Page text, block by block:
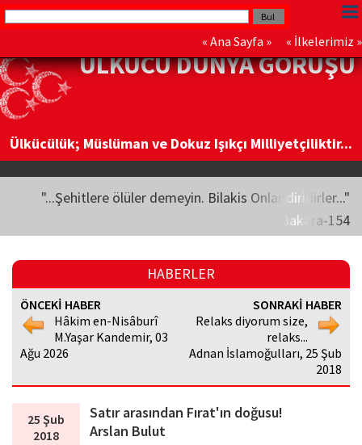
« Ana Sayfa » « İlkelerimiz »
ÜLKÜCÜ DÜNYA GÖRÜŞÜ
Ülkücülük; Müslüman ve Dokuz Işıkçı Milliyetçiliktir...
"...Şehitlere ölüler demeyin. Bilakis Onlar diridirler..."
Bakara-154
HABERLER
ÖNCEKİ HABER
Hâkim en-Nisâburî
M.Yaşar Kandemir, 03
Ağu 2026
SONRAKİ HABER
Relaks diyorum size,
relaks...
Adnan İslamoğulları, 25 Şub
2018
25 Şub
2018
Satır arasından Fırat'ın doğusu!
Arslan Bulut